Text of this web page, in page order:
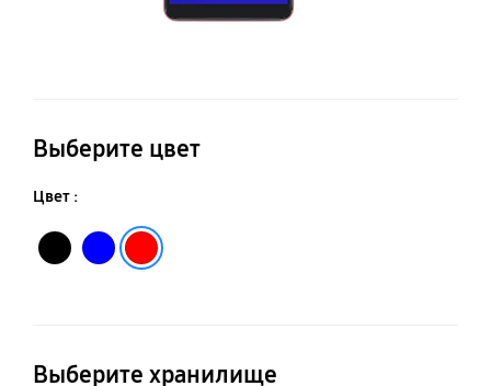
Выберите цвет
Цвет :
Выберите хранилище